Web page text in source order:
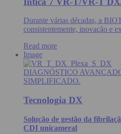
Durante várias décadas, a
consistentemente, inovação e
Read more
Image
DIAGNÓSTICO
SIMPLIFICADO.
Tecnologia DX
Solução de gestão da
CDI unicameral